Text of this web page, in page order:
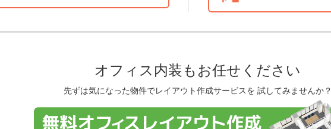
オフィス内装もお任せください
先ずは気になった物件でレイアウト作成サービスを 試してみませんか？